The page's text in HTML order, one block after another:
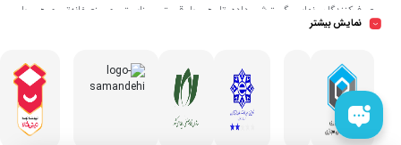
مصرف‌كنندگان نهايی گسترش داده تا هم با قيمتی مناسبتر و منصفانه‌تر و هم با
خدماتی گسترده‌تر و كيفی‌تر در خدمت هموطنان عزیز در اقصی نقاط ميهنمان باشد.
حضوری کالا از انبار تنها در صورت ثبت سفارش قبلی از طریق سایت و انتخاب زمان،
امکان پذیر می‌باشد.
نمایش بیشتر